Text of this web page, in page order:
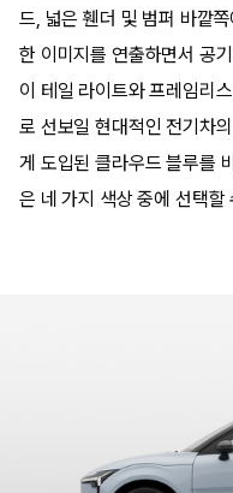
드, 넓은 휀더 및 범퍼 바깥
한 이미지를 연출하면서 공
이 테일 라이트와 프레임리
로 선보일 현대적인 전기차
게 도입된 클라우드 블루를
은 네 가지 색상 중에 선택할